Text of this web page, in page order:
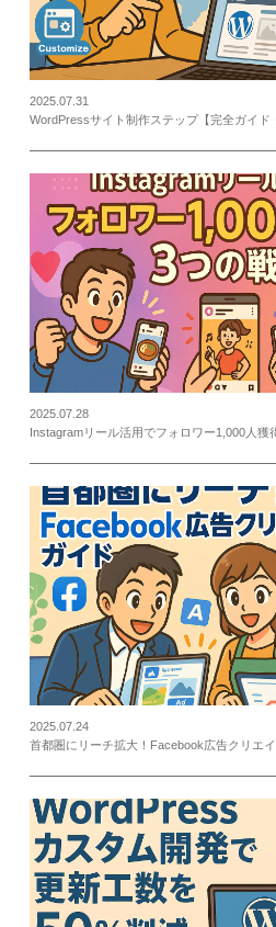
2025.07.31
WordPressサイト制作ステップ【完全ガイド
2025.07.28
Instagramリール活用でフォロワー1,000人獲
2025.07.24
首都圏にリーチ拡大！Facebook広告クリエ